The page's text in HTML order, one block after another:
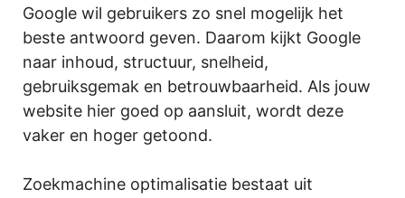
Google wil gebruikers zo snel mogelijk het
beste antwoord geven. Daarom kijkt Google
naar inhoud, structuur, snelheid,
gebruiksgemak en betrouwbaarheid. Als jouw
website hier goed op aansluit, wordt deze
vaker en hoger getoond.
Zoekmachine optimalisatie bestaat uit